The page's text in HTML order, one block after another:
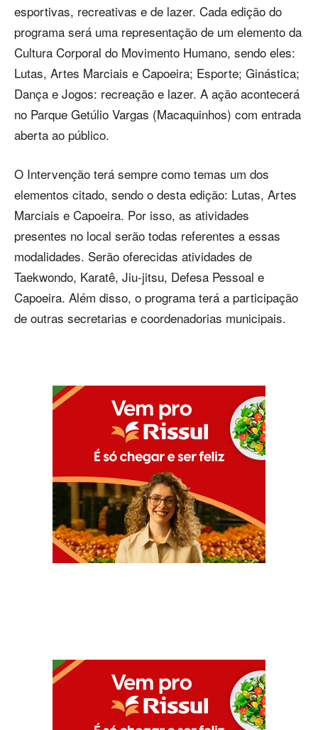
esportivas, recreativas e de lazer. Cada edição do
programa será uma representação de um elemento da
Cultura Corporal do Movimento Humano, sendo eles:
Lutas, Artes Marciais e Capoeira; Esporte; Ginástica;
Dança e Jogos: recreação e lazer. A ação acontecerá
no Parque Getúlio Vargas (Macaquinhos) com entrada
aberta ao público.
O Intervenção terá sempre como temas um dos
elementos citado, sendo o desta edição: Lutas, Artes
Marciais e Capoeira. Por isso, as atividades
presentes no local serão todas referentes a essas
modalidades. Serão oferecidas atividades de
Taekwondo, Karatê, Jiu-jitsu, Defesa Pessoal e
Capoeira. Além disso, o programa terá a participação
de outras secretarias e coordenadorias municipais.